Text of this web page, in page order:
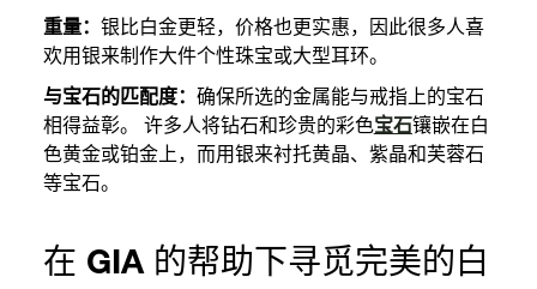
重量： 银比白金更轻，价格也更实惠，因此很多人喜
欢用银来制作大件个性珠宝或大型耳环。
与宝石的匹配度： 确保所选的金属能与戒指上的宝石
相得益彰。 许多人将钻石和珍贵的彩色宝石镶嵌在白
色黄金或铂金上，而用银来衬托黄晶、紫晶和芙蓉石
等宝石。
在 GIA 的帮助下寻觅完美的白